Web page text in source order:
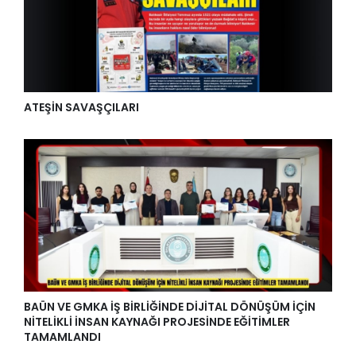
ATEŞİN SAVAŞÇILARI
BAÜN VE GMKA İŞ BİRLİĞİNDE DİJİTAL DÖNÜŞÜM İÇİN
NİTELİKLİ İNSAN KAYNAĞI PROJESİNDE EĞİTİMLER
TAMAMLANDI